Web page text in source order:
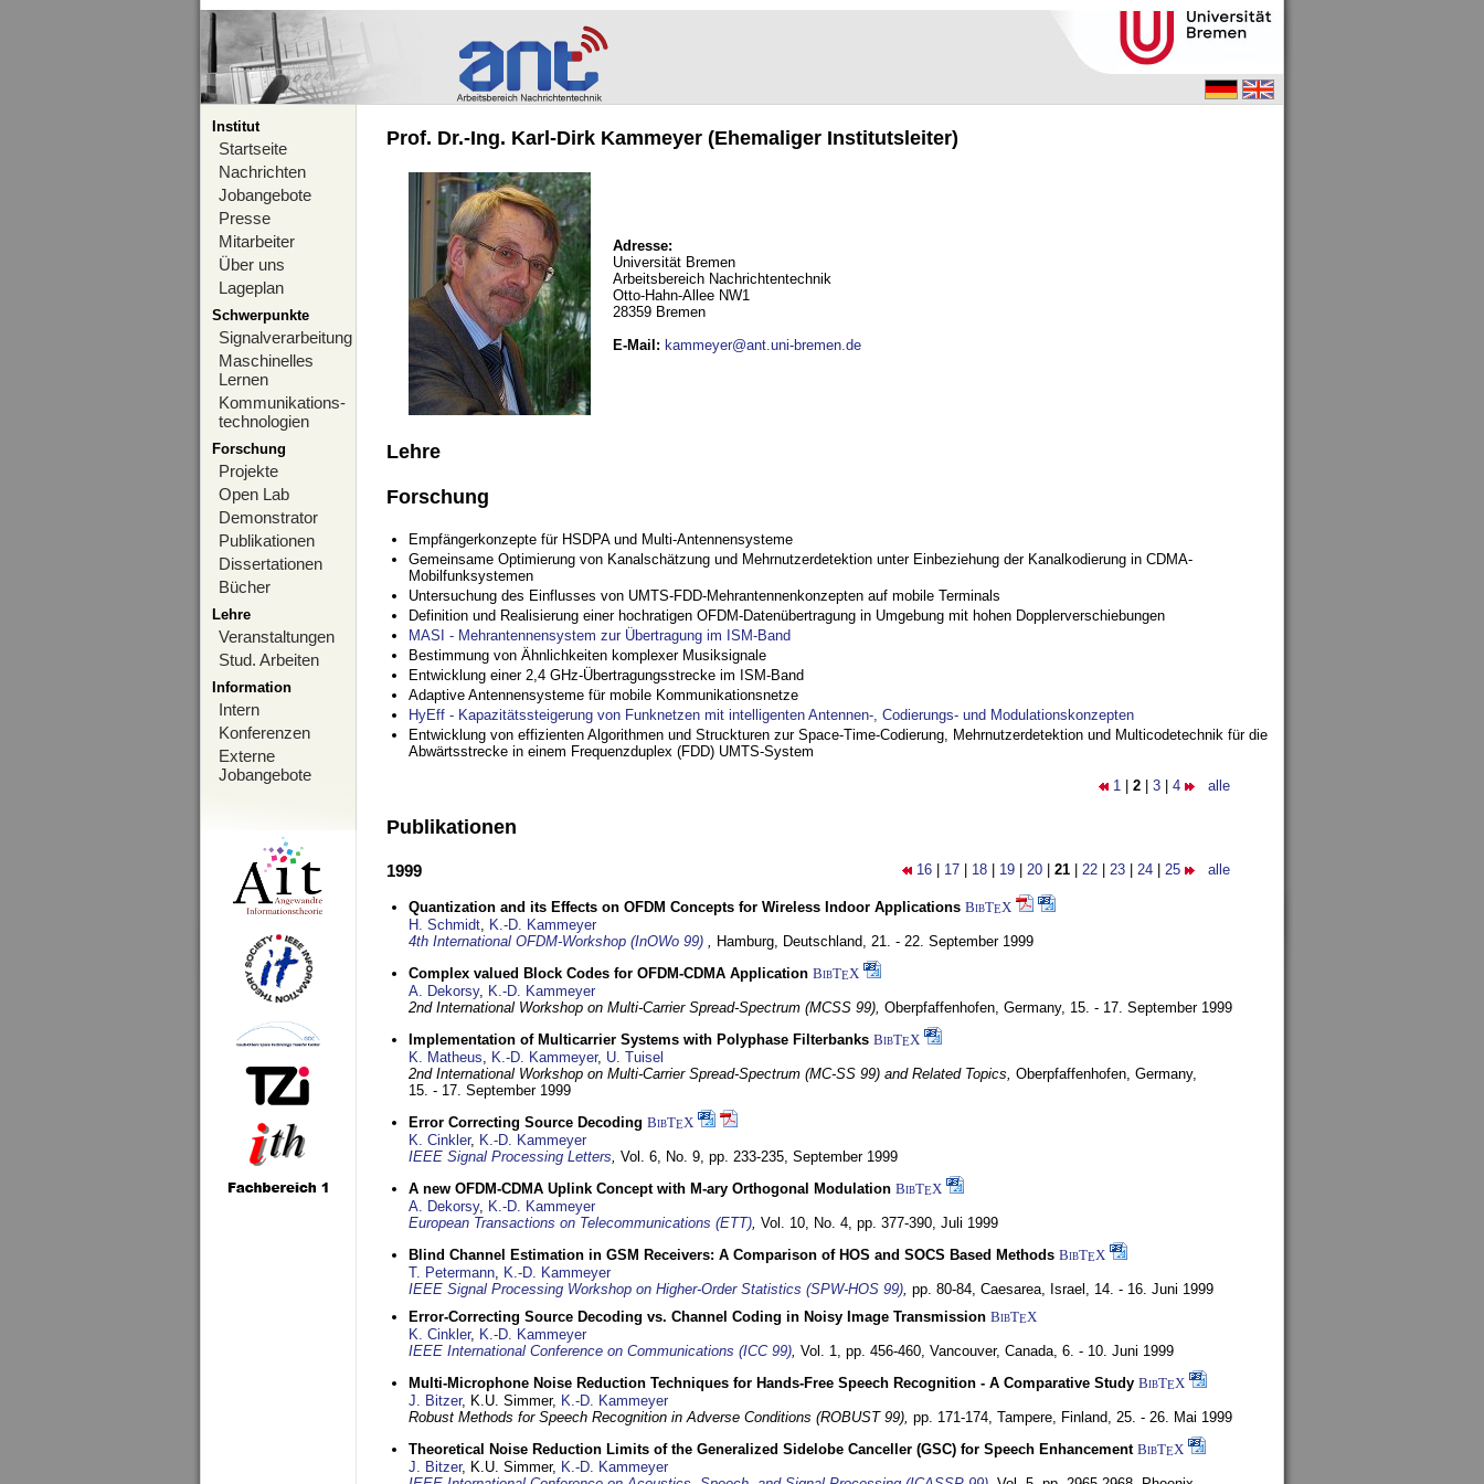
Institut
Startseite
Nachrichten
Jobangebote
Presse
Mitarbeiter
Über uns
Lageplan
Schwerpunkte
Signalverarbeitung
Maschinelles
Lernen
Kommunikations-
technologien
Forschung
Projekte
Open Lab
Demonstrator
Publikationen
Dissertationen
Bücher
Lehre
Veranstaltungen
Stud. Arbeiten
Information
Intern
Konferenzen
Externe
Jobangebote
Prof. Dr.-Ing. Karl-Dirk Kammeyer (Ehemaliger Institutsleiter)
Adresse:
Universität Bremen
Arbeitsbereich Nachrichtentechnik
Otto-Hahn-Allee NW1
28359 Bremen
E-Mail : kammeyer@ant.uni-bremen.de
Lehre
Forschung
Empfängerkonzepte für HSDPA und Multi-Antennensysteme
Gemeinsame Optimierung von Kanalschätzung und Mehrnutzerdetektion unter Einbeziehung der Kanalkodierung in CDMA-
Mobilfunksystemen
Untersuchung des Einflusses von UMTS-FDD-Mehrantennenkonzepten auf mobile Terminals
Definition und Realisierung einer hochratigen OFDM-Datenübertragung in Umgebung mit hohen Dopplerverschiebungen
MASI - Mehrantennensystem zur Übertragung im ISM-Band
Bestimmung von Ähnlichkeiten komplexer Musiksignale
Entwicklung einer 2,4 GHz-Übertragungsstrecke im ISM-Band
Adaptive Antennensysteme für mobile Kommunikationsnetze
HyEff - Kapazitätssteigerung von Funknetzen mit intelligenten Antennen-, Codierungs- und Modulationskonzepten
Entwicklung von effizienten Algorithmen und Struckturen zur Space-Time-Codierung, Mehrnutzerdetektion und Multicodetechnik für die
Abwärtsstrecke in einem Frequenzduplex (FDD) UMTS-System
1 2 3 4 alle
Publikationen
16 17 18 19 20 21 22 23 24 25 alle
1999
Quantization and its Effects on OFDM Concepts for Wireless Indoor Applications BibTEX
H. Schmidt, K.-D. Kammeyer
4th International OFDM-Workshop (InOWo 99) , Hamburg, Deutschland, 21. - 22. September 1999
Complex valued Block Codes for OFDM-CDMA Application BibTEX
A. Dekorsy, K.-D. Kammeyer
2nd International Workshop on Multi-Carrier Spread-Spectrum (MCSS 99), Oberpfaffenhofen, Germany, 15. - 17. September 1999
Implementation of Multicarrier Systems with Polyphase Filterbanks BibTEX
K. Matheus, K.-D. Kammeyer, U. Tuisel
2nd International Workshop on Multi-Carrier Spread-Spectrum (MC-SS 99) and Related Topics, Oberpfaffenhofen, Germany,
15. - 17. September 1999
Error Correcting Source Decoding BibTEX
K. Cinkler, K.-D. Kammeyer
IEEE Signal Processing Letters, Vol. 6, No. 9, pp. 233-235, September 1999
A new OFDM-CDMA Uplink Concept with M-ary Orthogonal Modulation BibTEX
A. Dekorsy, K.-D. Kammeyer
European Transactions on Telecommunications (ETT), Vol. 10, No. 4, pp. 377-390, Juli 1999
Blind Channel Estimation in GSM Receivers: A Comparison of HOS and SOCS Based Methods BibTEX
T. Petermann, K.-D. Kammeyer
IEEE Signal Processing Workshop on Higher-Order Statistics (SPW-HOS 99), pp. 80-84, Caesarea, Israel, 14. - 16. Juni 1999
Error-Correcting Source Decoding vs. Channel Coding in Noisy Image Transmission BibTEX
K. Cinkler, K.-D. Kammeyer
IEEE International Conference on Communications (ICC 99), Vol. 1, pp. 456-460, Vancouver, Canada, 6. - 10. Juni 1999
Multi-Microphone Noise Reduction Techniques for Hands-Free Speech Recognition - A Comparative Study BibTEX
J. Bitzer, K.U. Simmer, K.-D. Kammeyer
Robust Methods for Speech Recognition in Adverse Conditions (ROBUST 99), pp. 171-174, Tampere, Finland, 25. - 26. Mai 1999
Theoretical Noise Reduction Limits of the Generalized Sidelobe Canceller (GSC) for Speech Enhancement BibTEX
J. Bitzer, K.U. Simmer, K.-D. Kammeyer